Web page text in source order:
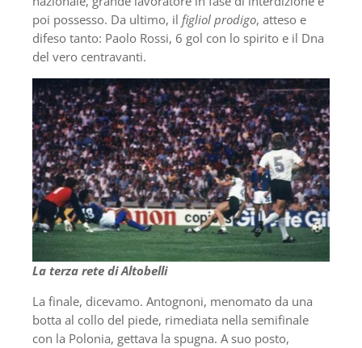
poi possesso. Da ultimo, il figliol prodigo, atteso e
difeso tanto: Paolo Rossi, 6 gol con lo spirito e il Dna
del vero centravanti.
La terza rete di Altobelli
La finale, dicevamo. Antognoni, menomato da una
botta al collo del piede, rimediata nella semifinale
con la Polonia, gettava la spugna. A suo posto,